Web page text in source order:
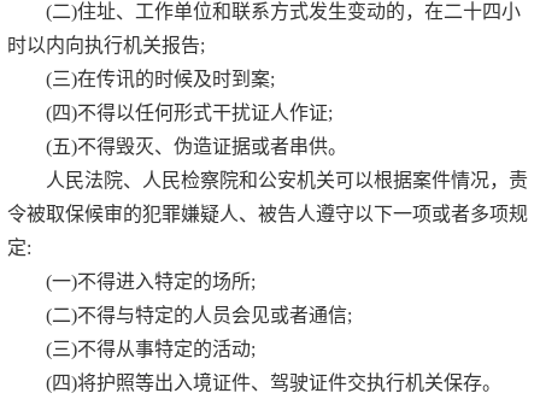
(二)住址、工作单位和联系方式发生变动的，在二十四小
时以内向执行机关报告;
(三)在传讯的时候及时到案;
(四)不得以任何形式干扰证人作证;
(五)不得毁灭、伪造证据或者串供。
人民法院、人民检察院和公安机关可以根据案件情况，责
令被取保候审的犯罪嫌疑人、被告人遵守以下一项或者多项规
定:
(一)不得进入特定的场所;
(二)不得与特定的人员会见或者通信;
(三)不得从事特定的活动;
(四)将护照等出入境证件、驾驶证件交执行机关保存。